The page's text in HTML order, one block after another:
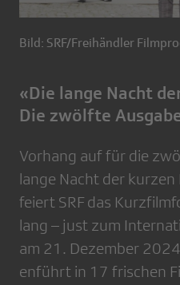
Bild: SRF/Freihändler
«Die lange Nacht
Die zwölfte
Vorhang auf für die
lange Nacht der kurzen
feiert SRF das
lang – just zum
am 21. Dezember
enführt in 17 frischen